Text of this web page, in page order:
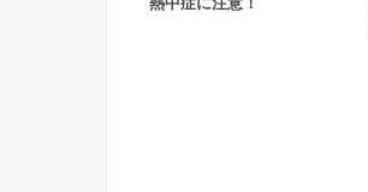
熱中症に注意！